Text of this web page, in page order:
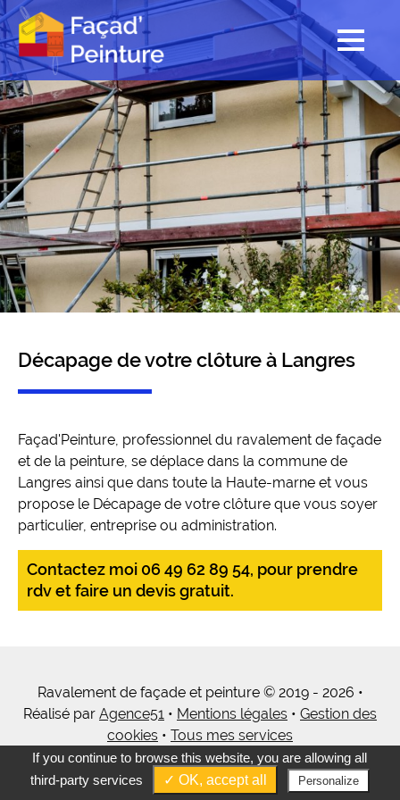
Décapage de votre clôture à Langres
Façad'Peinture, professionnel du ravalement de façade
et de la peinture, se déplace dans la commune de
Langres ainsi que dans toute la Haute-marne et vous
propose le Décapage de votre clôture que vous soyer
particulier, entreprise ou administration.
Contactez moi 06 49 62 89 54, pour prendre
rdv et faire un devis gratuit.
Ravalement de façade et peinture © 2019 - 2026 •
Réalisé par Agence51 • Mentions légales • Gestion des
cookies • Tous mes services
If you continue to browse this website, you are allowing all
third-party services
✓ OK, accept all Personalize